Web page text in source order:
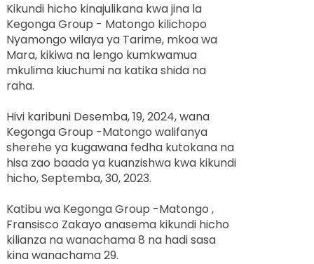
Kikundi hicho kinajulikana kwa jina la
Kegonga Group - Matongo kilichopo
Nyamongo wilaya ya Tarime, mkoa wa
Mara, kikiwa na lengo kumkwamua
mkulima kiuchumi na katika shida na
raha.
Hivi karibuni Desemba, 19, 2024, wana
Kegonga Group -Matongo walifanya
sherehe ya kugawana fedha kutokana na
hisa zao baada ya kuanzishwa kwa kikundi
hicho, Septemba, 30, 2023.
Katibu wa Kegonga Group -Matongo ,
Fransisco Zakayo anasema kikundi hicho
kilianza na wanachama 8 na hadi sasa
kina wanachama 29.